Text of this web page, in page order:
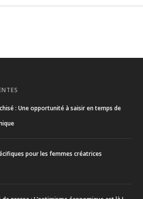
: Une opportunité à saisir en temps de
pour les femmes créatrices